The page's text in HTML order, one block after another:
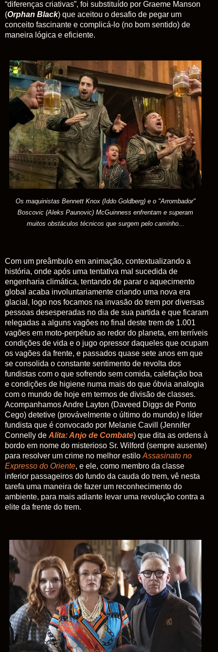
“diferenças criativas”, foi substituído por Graeme Manson
(Orphan Black) que aceitou o desafio de pegar um
conceito fascinante e complicá-lo (no bom sentido) de
maneira lógica e eficiente.
Os maquinistas Bennett Knox (Iddo Goldberg) e o "Arrombador"
Boscovic (Aleks Paunovic) McGuinness enfrentam e superam
muitos obstáculos técnicos que surgem pelo caminho...
Com um preâmbulo em animação, contextualizando a
história, onde após uma tentativa mal sucedida de
engenharia climática, tentando de parar o aquecimento
global acaba involuntariamente criando uma nova era
glacial, logo nos focamos na invasão do trem por diversas
pessoas desesperadas no dia de sua partida e que ficaram
relegadas a alguns vagões no final deste trem de 1.001
vagões em moto-perpétuo ao redor do planeta, em terríveis
condições de vida e o jugo opressor daqueles que ocupam
os vagões da frente, e passados quase sete anos em que
se consolida o constante sentimento de revolta dos
fundistas com o que sofrendo sem comida, calefação boa
e condições de higiene numa mais do que óbvia analogia
com o mundo de hoje em termos de divisão de classes.
Acompanhamos Andre Layton (Daveed Diggs de Ponto
Cego) detetive (provávelmente o último do mundo) e líder
fundista que é convocado por Melanie Cavill (Jennifer
Connelly de Alita: Anjo de Combate) que dita as ordens à
bordo em nome do misterioso Sr. Wilford (sempre ausente)
para resolver um crime no melhor estilo Assasinato no
Expresso do Oriente, e ele, como membro da classe
inferior passageiros do fundo da cauda do trem, vê nesta
tarefa uma maneira de fazer um reconhecimento do
ambiente, para mais adiante levar uma revolução contra a
elite da frente do trem.